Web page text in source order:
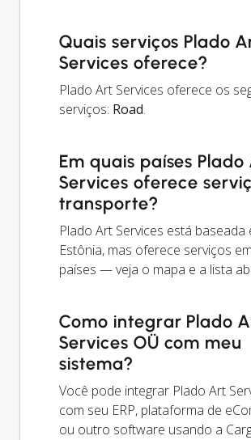
Quais serviços Plado
Services oferece?
Plado Art Services oferece os
serviços: Road.
Em quais países Plado
Services oferece
transporte?
Plado Art Services está baseada
Estônia, mas oferece serviços
países — veja o mapa e a lista
Como integrar Plado
Services OÜ com meu
sistema?
Você pode integrar Plado Art
com seu ERP, plataforma de
ou outro software usando a